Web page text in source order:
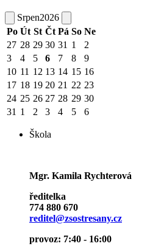
Srpen2026
Po Út St Čt Pá So Ne
27 28 29 30 31 1
2
3
4 5 6 7 8
9
10 11 12 13 14 15 16
17 18 19 20 21 22 23
24 25 26 27 28 29 30
31 1 2 3 4 5 6
Škola
Mgr. Kamila Rychterová
ředitelka
774 880 670
reditel@zsostresany.cz
provoz: 7:40 - 16:00